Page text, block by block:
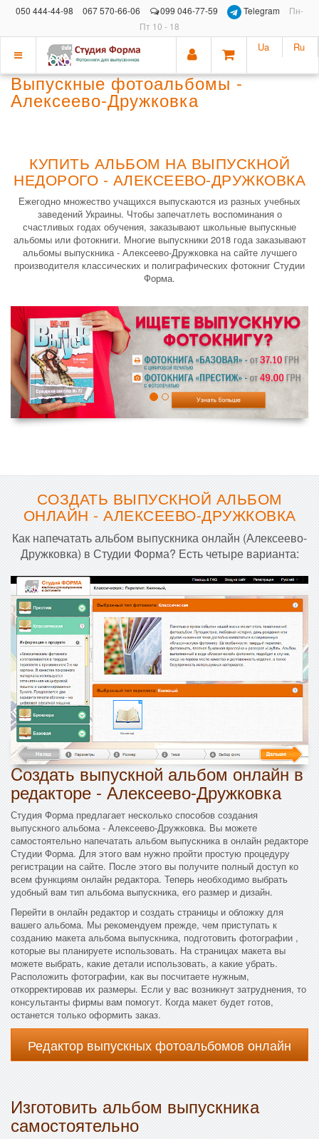
050 444-44-98 067 570-66-06 099 046-77-59 Telegram
Пн-
Пт 10 - 18
Показать
меню
Ua Ru
Выпускные фотоальбомы -
Алексеево-Дружковка
КУПИТЬ АЛЬБОМ НА ВЫПУСКНОЙ
НЕДОРОГО - АЛЕКСЕЕВО-ДРУЖКОВКА
Ежегодно множество учащихся выпускаются из разных учебных
заведений Украины. Чтобы запечатлеть воспоминания о
счастливых годах обучения, заказывают школьные выпускные
альбомы или фотокниги. Многие выпускники 2018 года заказывают
альбомы выпускника - Алексеево-Дружковка на сайте лучшего
производителя классических и полиграфических фотокниг Студии
Форма.
СОЗДАТЬ ВЫПУСКНОЙ АЛЬБОМ
ОНЛАЙН - АЛЕКСЕЕВО-ДРУЖКОВКА
Как напечатать альбом выпускника онлайн (Алексеево-
Дружковка) в Студии Форма? Есть четыре варианта:
Cоздать выпускной альбом онлайн в
редакторе - Алексеево-Дружковка
Студия Форма предлагает несколько способов создания
выпускного альбома - Алексеево-Дружковка. Вы можете
самостоятельно напечатать альбом выпускника в онлайн редакторе
Студии Форма. Для этого вам нужно пройти простую процедуру
регистрации на сайте. После этого вы получите полный доступ ко
всем функциям онлайн редактора. Теперь необходимо выбрать
удобный вам тип альбома выпускника, его размер и дизайн.
Перейти в онлайн редактор и создать страницы и обложку для
вашего альбома. Мы рекомендуем прежде, чем приступать к
созданию макета альбома выпускника, подготовить фотографии ,
которые вы планируете использовать. На страницах макета вы
можете выбрать, какие детали использовать, а какие убрать.
Расположить фотографии, как вы посчитаете нужным,
откорректировав их размеры. Если у вас возникнут затруднения, то
консультанты фирмы вам помогут. Когда макет будет готов,
останется только оформить заказ.
Редактор выпускных фотоальбомов онлайн
Изготовить альбом выпускника
самостоятельно